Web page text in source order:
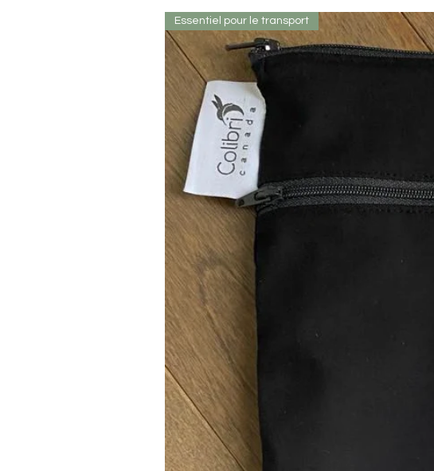
Essentiel pour le transport